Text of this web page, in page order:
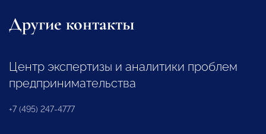
Другие контакты
Центр экспертизы и аналитики проблем
предпринимательства
+7 (495) 247-4777